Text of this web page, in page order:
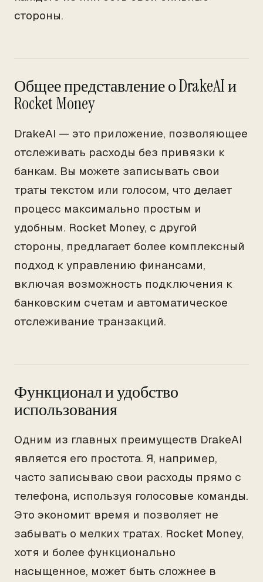
стороны.
Общее представление о DrakeAI и
Rocket Money
DrakeAI — это приложение, позволяющее
отслеживать расходы без привязки к
банкам. Вы можете записывать свои
траты текстом или голосом, что делает
процесс максимально простым и
удобным. Rocket Money, с другой
стороны, предлагает более комплексный
подход к управлению финансами,
включая возможность подключения к
банковским счетам и автоматическое
отслеживание транзакций.
Функционал и удобство
использования
Одним из главных преимуществ DrakeAI
является его простота. Я, например,
часто записываю свои расходы прямо с
телефона, используя голосовые команды.
Это экономит время и позволяет не
забывать о мелких тратах. Rocket Money,
хотя и более функционально
насыщенное, может быть сложнее в